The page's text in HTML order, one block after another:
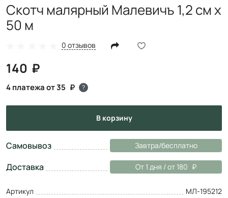
Скотч малярный Малевичъ 1,2 см х
50 м
0 отзывов
140
4 платежа от 35 ?
в корзину
Самовывоз Завтра/бесплатно
Доставка От 1 дня / от 180
Артикул
МЛ-195212